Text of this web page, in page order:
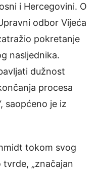
i Hercegovini. O
odbor Vijeća
pokretanje
nasljednika.
dužnost
procesa
saopćeno je iz
tokom svog
„značajan